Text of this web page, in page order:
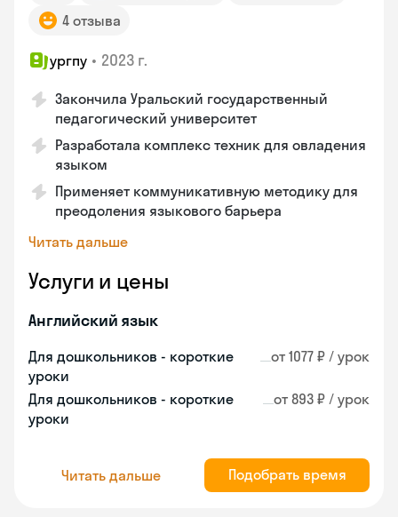
4 отзыва
ургпу • 2023 г.
Закончила Уральский государственный
педагогический университет
Разработала комплекс техник для овладения
языком
Применяет коммуникативную методику для
преодоления языкового барьера
Читать дальше
Услуги и цены
Английский язык
Для дошкольников - короткие
уроки
от 1077 ₽ / урок
Для дошкольников - короткие
уроки
от 893 ₽ / урок
Читать дальше Подобрать время